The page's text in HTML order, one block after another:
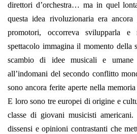
direttori d’orchestra… ma in quel
questa idea rivoluzionaria era
promotori, occorreva svilupparla
spettacolo immagina il momento della
scambio di idee musicali e
all’indomani del secondo conflitto
sono ancora ferite aperte nella
E loro sono tre europei di origine e
classe di giovani musicisti
dissensi e opinioni contrastanti che